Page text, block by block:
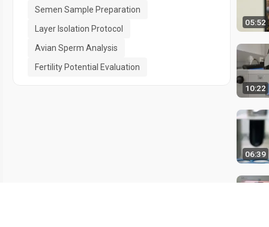
Semen Sample Preparation
Layer Isolation Protocol
Avian Sperm Analysis
Fertility Potential Evaluation
05:52
10:22
06:39